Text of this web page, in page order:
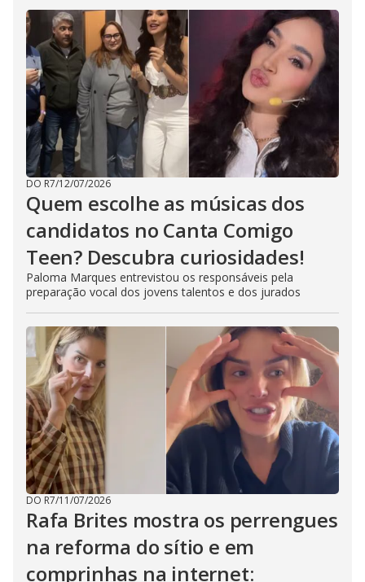
DO R7/12/07/2026
Quem escolhe as músicas dos
candidatos no Canta Comigo
Teen? Descubra curiosidades!
Paloma Marques entrevistou os responsáveis pela
preparação vocal dos jovens talentos e dos jurados
DO R7/11/07/2026
Rafa Brites mostra os perrengues
na reforma do sítio e em
comprinhas na internet: